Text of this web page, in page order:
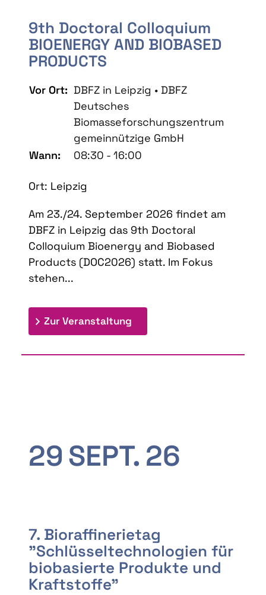
9th Doctoral Colloquium
BIOENERGY AND BIOBASED
PRODUCTS
Vor Ort: DBFZ in Leipzig • DBFZ
Deutsches
Biomasseforschungszentrum
gemeinnützige GmbH
Wann:
08:30 - 16:00
Ort: Leipzig
Am 23./24. September 2026 findet am
DBFZ in Leipzig das 9th Doctoral
Colloquium Bioenergy and Biobased
Products (DOC2026) statt. Im Fokus
stehen...
Zur Veranstaltung
29SEPT. 26
7. Bioraffinerietag
"Schlüsseltechnologien für
biobasierte Produkte und
Kraftstoffe"